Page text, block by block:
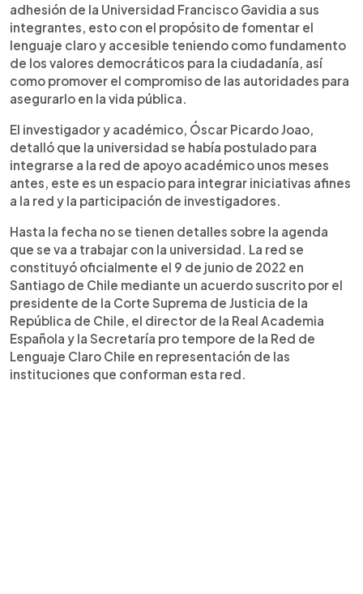
adhesión de la Universidad Francisco Gavidia a sus
integrantes, esto con el propósito de fomentar el
lenguaje claro y accesible teniendo como fundamento
de los valores democráticos para la ciudadanía, así
como promover el compromiso de las autoridades para
asegurarlo en la vida pública.
El investigador y académico, Óscar Picardo Joao,
detalló que la universidad se había postulado para
integrarse a la red de apoyo académico unos meses
antes, este es un espacio para integrar iniciativas afines
a la red y la participación de investigadores.
Hasta la fecha no se tienen detalles sobre la agenda
que se va a trabajar con la universidad. La red se
constituyó oficialmente el 9 de junio de 2022 en
Santiago de Chile mediante un acuerdo suscrito por el
presidente de la Corte Suprema de Justicia de la
República de Chile, el director de la Real Academia
Española y la Secretaría pro tempore de la Red de
Lenguaje Claro Chile en representación de las
instituciones que conforman esta red.